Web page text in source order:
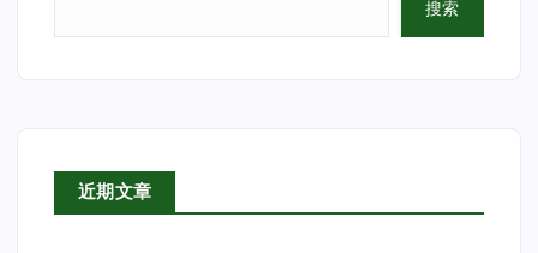
搜索
近期文章